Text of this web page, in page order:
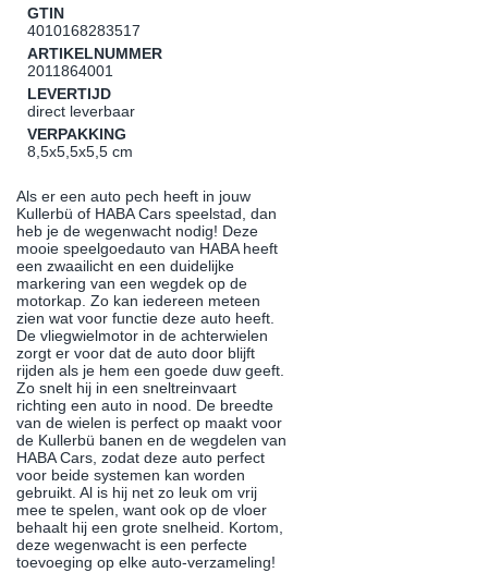
GTIN
4010168283517
ARTIKELNUMMER
2011864001
LEVERTIJD
direct leverbaar
VERPAKKING
8,5x5,5x5,5 cm
Als er een auto pech heeft in jouw
Kullerbü of HABA Cars speelstad, dan
heb je de wegenwacht nodig! Deze
mooie speelgoedauto van HABA heeft
een zwaailicht en een duidelijke
markering van een wegdek op de
motorkap. Zo kan iedereen meteen
zien wat voor functie deze auto heeft.
De vliegwielmotor in de achterwielen
zorgt er voor dat de auto door blijft
rijden als je hem een goede duw geeft.
Zo snelt hij in een sneltreinvaart
richting een auto in nood. De breedte
van de wielen is perfect op maakt voor
de Kullerbü banen en de wegdelen van
HABA Cars, zodat deze auto perfect
voor beide systemen kan worden
gebruikt. Al is hij net zo leuk om vrij
mee te spelen, want ook op de vloer
behaalt hij een grote snelheid. Kortom,
deze wegenwacht is een perfecte
toevoeging op elke auto-verzameling!